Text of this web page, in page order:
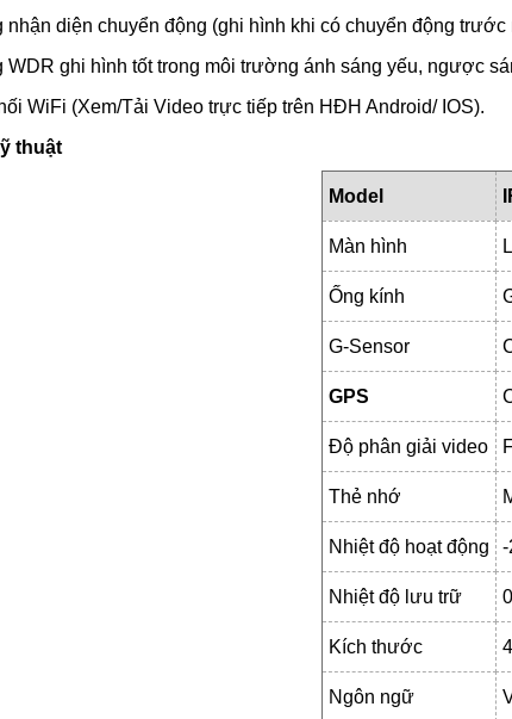
nhận diện chuyển động (ghi hình khi có chuyển động trước
WDR ghi hình tốt trong môi trường ánh sáng yếu, ngược
WiFi (Xem/Tải Video trực tiếp trên HĐH Android/ IOS).
thuật
Model
Màn hình
Ống kính
G-Sensor
GPS
Độ phân giải video
Thẻ nhớ
Nhiệt độ hoạt động -
Nhiệt độ lưu trữ
Kích thước
Ngôn ngữ